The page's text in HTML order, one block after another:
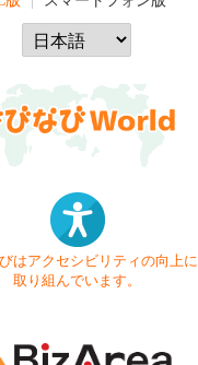
はアクセシビリティの向上に
取り組んでいます。